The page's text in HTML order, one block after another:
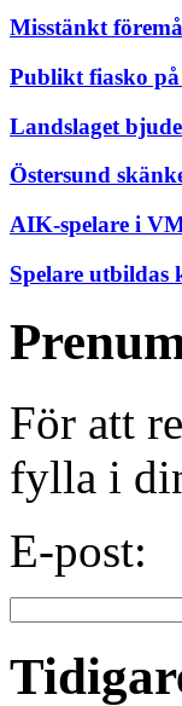
Misstänkt
Publikt fiasko
Landslaget
Östersund
AIK-spelare i
Spelare
För att
fylla i
E-post: